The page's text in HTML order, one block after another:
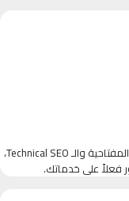
بنخلي جوجل يحب موقعك! من خلال تحسين الكلمات المفتاحية والـ Technical SEO،
فعلاً على خدماتك.